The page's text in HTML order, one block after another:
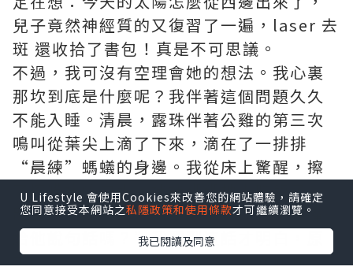
U Lifestyle 會使用Cookies來改善您的網站體驗，請確定
您同意接受本網站之私隱政策和使用條款才可繼續瀏覽。
我已閱讀及同意
兒子竟然神經質的又復習了一遍， laser 去
斑 還收拾了書包！真是不可思議。
不過，我可沒有空理會她的想法。我心裏
那坎到底是什麼呢？我伴著這個問題久久
不能入睡。清晨，露珠伴著公雞的第三次
鳴叫從葉尖上滴了下來，滴在了一排排
“晨練”螞蟻的身邊。我從床上驚醒，擦
了擦嘴邊的口水，迷迷糊糊地去吃飯了。
路上朋友問我：“快畢業了，你就不准備
給他說句話嗎？”我聽到這話才明白，原
來心裏一直過不去的坎是這。我撇撇嘴，